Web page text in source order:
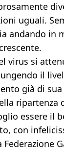
uguali.
andando in
virus si
il
già di
ripartenza
essere il
con